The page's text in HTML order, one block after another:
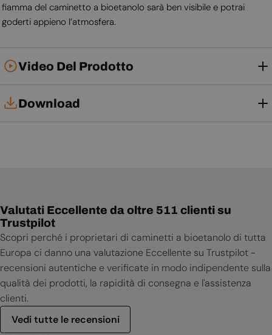
fiamma del caminetto a bioetanolo sarà ben visibile e potrai
goderti appieno l’atmosfera.
Video Del Prodotto
Download
Valutati Eccellente da oltre 511 clienti su
Trustpilot
Scopri perché i proprietari di caminetti a bioetanolo di tutta
Europa ci danno una valutazione Eccellente su Trustpilot -
recensioni autentiche e verificate in modo indipendente sulla
qualità dei prodotti, la rapidità di consegna e l'assistenza
clienti.
Vedi tutte le recensioni